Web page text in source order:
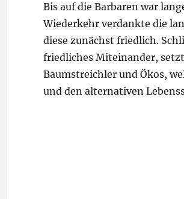
Bis auf die Barbaren war
Wiederkehr verdankte die
diese zunächst friedlich.
friedliches Miteinander,
Baumstreichler und Ökos,
und den alternativen